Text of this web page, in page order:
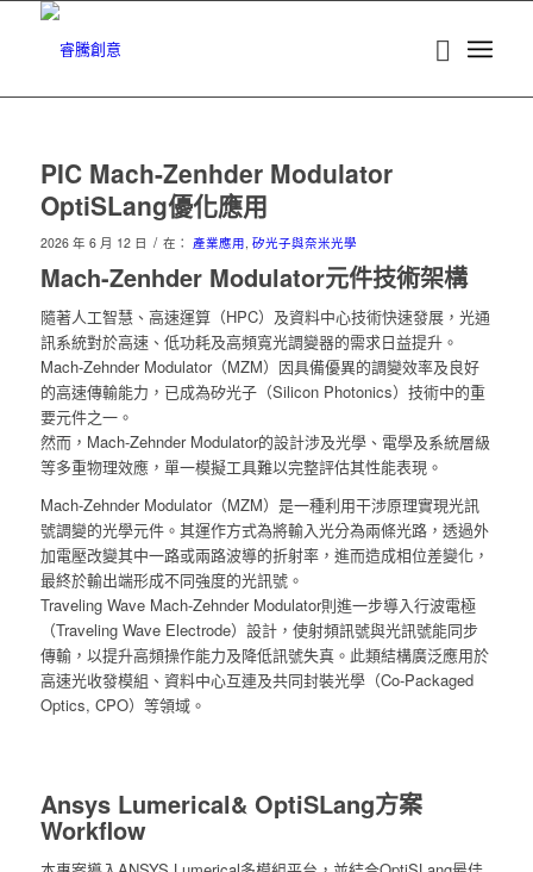
PIC Mach-Zenhder Modulator
OptiSLang優化應用
2026 年 6 月 12 日 / 在： 產業應用, 矽光子與奈米光學
Mach-Zenhder Modulator元件技術架構
隨著人工智慧、高速運算（HPC）及資料中心技術快速發展，光通
訊系統對於高速、低功耗及高頻寬光調變器的需求日益提升。
Mach-Zehnder Modulator（MZM）因具備優異的調變效率及良好
的高速傳輸能力，已成為矽光子（Silicon Photonics）技術中的重
要元件之一。
然而，Mach-Zehnder Modulator的設計涉及光學、電學及系統層級
等多重物理效應，單一模擬工具難以完整評估其性能表現。
Mach-Zehnder Modulator（MZM）是一種利用干涉原理實現光訊
號調變的光學元件。其運作方式為將輸入光分為兩條光路，透過外
加電壓改變其中一路或兩路波導的折射率，進而造成相位差變化，
最終於輸出端形成不同強度的光訊號。
Traveling Wave Mach-Zehnder Modulator則進一步導入行波電極
（Traveling Wave Electrode）設計，使射頻訊號與光訊號能同步
傳輸，以提升高頻操作能力及降低訊號失真。此類結構廣泛應用於
高速光收發模組、資料中心互連及共同封裝光學（Co-Packaged
Optics, CPO）等領域。
Ansys Lumerical& OptiSLang方案
Workflow